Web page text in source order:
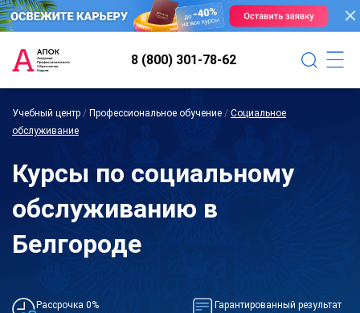
8 (800) 301-78-62
Учебный центр / Профессиональное обучение / Социальное
обслуживание
Курсы по социальному
обслуживанию в
Белгороде
Рассрочка 0% Гарантированный результат